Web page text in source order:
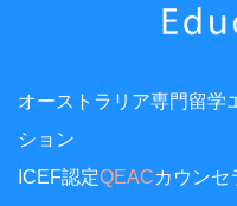
オーストラリア専門留
ション
ICEF認定QEACカウン